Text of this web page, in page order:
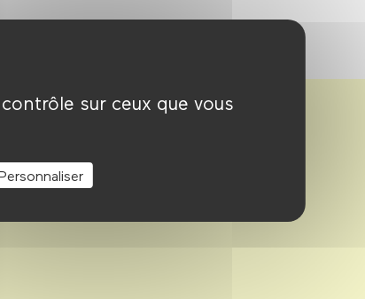
sur ceux que vous